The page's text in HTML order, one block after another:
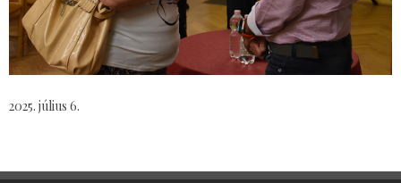
2025. július 6.